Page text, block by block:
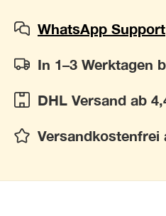
WhatsApp Support
In 1–3 Werktagen
DHL Versand ab
Versandkostenfrei